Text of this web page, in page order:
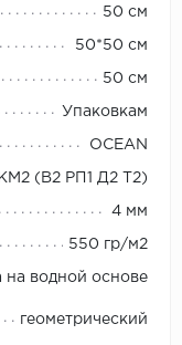
50 см
50*50 см
50 см
Упаковкам
OCEAN
КМ2 (В2 РП1 Д2 Т2)
4 мм
550 гр/м2
на водной основе
геометрический